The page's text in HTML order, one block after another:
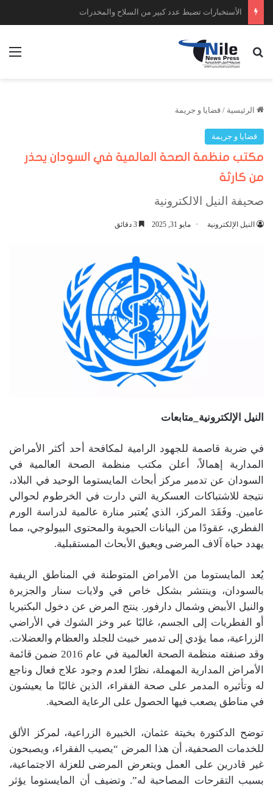
بحث عن
الرئيسية / قضايا و جريمة
قضايا و جريمة
مكتب منظمة الصحة العالمية في السودان يحذر
من كارثة
صحيفة النيل الالكترونية
النيل الإلكترونية مايو 31, 2025
النيل الإلكترونية_متابعات
في ضربة قاصمة للجهود الرامية لمكافحة أحد أكثر الأمراض
المدارية إهمالاً، أعلن مكتب منظمة الصحة العالمية في
السودان عن تدمير مركز أبحاث المايستوما الوحيد في البلاد،
نتيجة للاشتباكات العسكرية التي دارت في الخرطوم لحوالي
عامين. وفَقَدَ المركز، الذي يُعتبر منارة عالمية لدراسة الورم
الفطري، عقودًا من البيانات الحيوية والمحتوى البيولوجي، مما
يهدد حياة آلاف المرضى ويعيق الأبحاث المستقبلية.
يُعد المايستوما من الأمراض المتوطنة في المناطق الريفية
بالسودان، وينتشر بشكل خاص في ولايات سنار والجزيرة
والنيل الأبيض وشمال دارفور. ينتج المرض عن دخول البكتيريا
أو الفطريات إلى الجسم، غالبًا عبر وخز الشوك في الأراضي
الزراعية، مما يؤدي إلى تدمير خبيث للجلد والعظام والعضلات.
وقد صنفته منظمة الصحة العالمية في عام 2016 ضمن قائمة
الأمراض المدارية المهملة، نظرًا لعدم وجود علاج فعال وناجع
له وتأثيره المدمر على صحة الفقراء، الذين غالبًا ما يعيشون
في مناطق يصعب فيها الحصول على الرعاية الصحية.
توضح الدكتورة بخيتة عثمان، الخبيرة الزراعية، لمركز الألق
للخدمات الصحفية، أن هذا المرض “يصيب الفقراء، ويصبحون
غير قادرين على العمل ويتعرض المرضى للعزلة الاجتماعية،
بسبب التقرحات المصاحبة له”. وتضيف أن المايستوما يؤثر